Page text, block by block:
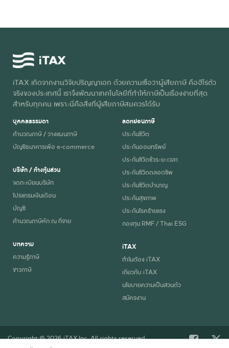
iTAX เกิดจากงานวิจัยปริญญาเอก ด้วยความเชื่อว่าผู้เสียภาษี คือฮีโร่ตัว
จริงของประเทศนี้ เราจึงพัฒนาเทคโนโลยีที่ทำให้ภาษีเป็นเรื่องง่ายที่สุด
สำหรับทุกคน เพราะนี่คือสิ่งที่ผู้เสียภาษีสมควรได้รับ
บุคคลธรรมดา
คำนวณภาษี / วางแผนภาษี
บัญชีธนาคารเพื่อ e-commerce
บริษัท / ห้างหุ้นส่วน
จดทะเบียนบริษัท
โปรแกรมเงินเดือน
บัญชี
คำนวณภาษีหัก ณ ที่จ่าย
บทความ
ความรู้ภาษี
ข่าวภาษี
ลดหย่อนภาษี
ประกันชีวิต
ประกันออมทรัพย์
ประกันชีวิตชั่วระยะเวลา
ประกันชีวิตตลอดชีพ
ประกันชีวิตบำนาญ
ประกันสุขภาพ
ประกันโรคร้ายแรง
กองทุน RMF / Thai ESG
iTAX
ทำไมต้อง iTAX
เกี่ยวกับ iTAX
นโยบายความเป็นส่วนตัว
สมัครงาน
Copyright © 2026 iTAX Inc. All rights reserved.